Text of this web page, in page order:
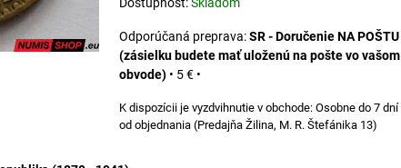
SR - Doručenie NA POŠTU
(zásielku budete mať uloženú na pošte vo vašom
obvode) • 5 € •
Osobne do 7 dní
od objednania (Predajňa Žilina, M. R. Štefánika 13)